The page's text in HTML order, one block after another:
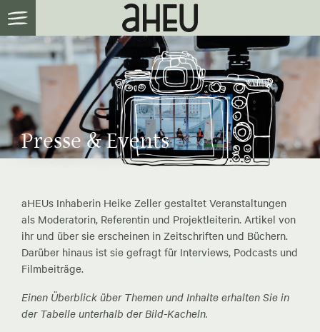
Presse & Events
aHEUs Inhaberin Heike Zeller gestaltet Veranstaltungen
als Moderatorin, Referentin und Projektleiterin. Artikel von
ihr und über sie erscheinen in Zeitschriften und Büchern.
Darüber hinaus ist sie gefragt für Interviews, Podcasts und
Filmbeiträge.
Einen Überblick über Themen und Inhalte erhalten Sie in
der Tabelle unterhalb der Bild-Kacheln.